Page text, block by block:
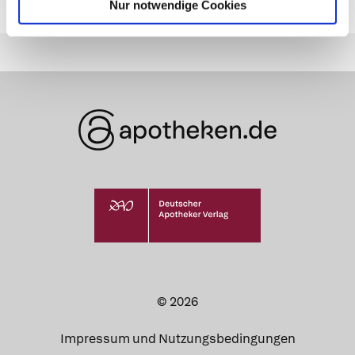
Nur notwendige Cookies
01.01.1970
© 2026
Impressum und Nutzungsbedingungen